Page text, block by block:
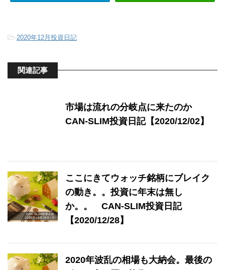
-2020年12月投資日記
関連記事
市場は流れの分岐点に来たのか
CAN-SLIM投資日記【2020/12/02】
ここにきてウォッチ銘柄にブレイク
の動き。。投資に年末は無し
か。。 CAN-SLIM投資日記
【2020/12/28】
2020年波乱の相場も大納会。最後の